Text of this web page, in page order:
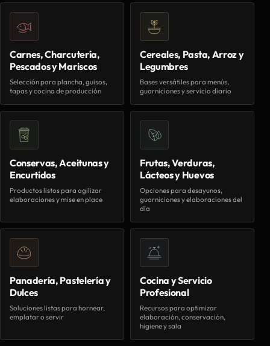
Carnes, Charcutería,
Pescados y Mariscos
Selección para plancha, guisos,
tapas y cocina de producción
Cereales, Pasta, Arroz y
Legumbres
Bases versátiles para menús,
guarniciones y servicio diario
Conservas, Aceitunas y
Encurtidos
Productos listos para agilizar
elaboraciones y mise en place
Frutas, Verduras,
Lácteos y Huevos
Opciones para desayunos,
guarniciones y elaboraciones del
día
Panadería, Pastelería y
Dulces
Soluciones listas para hornear,
emplatar o servir
Cocina y Servicio
Profesional
Recursos para optimizar
elaboración, conservación,
higiene y sala